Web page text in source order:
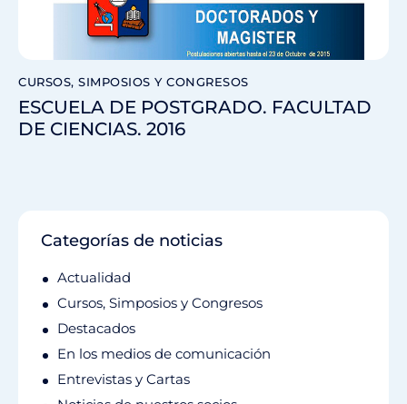
CURSOS, SIMPOSIOS Y CONGRESOS
ESCUELA DE POSTGRADO. FACULTAD
DE CIENCIAS. 2016
Categorías de noticias
Actualidad
Cursos, Simposios y Congresos
Destacados
En los medios de comunicación
Entrevistas y Cartas